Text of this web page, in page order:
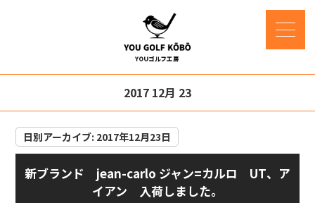
2017 12月 23
日別アーカイブ: 2017年12月23日
新ブランド jean-carlo ジャン=カルロ UT、ア
イアン 入荷しました。